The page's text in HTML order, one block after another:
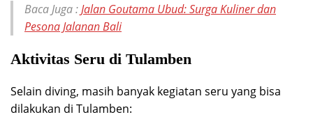
Baca Juga :Jalan Goutama Ubud: Surga Kuliner dan
Pesona Jalanan Bali
Aktivitas Seru di Tulamben
Selain diving, masih banyak kegiatan seru yang bisa
dilakukan di Tulamben: